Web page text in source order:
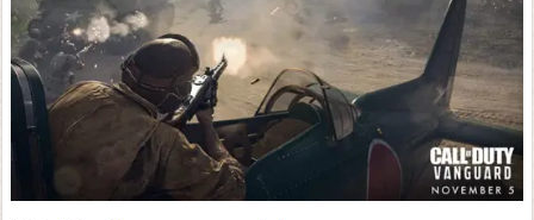
r
d
e
a